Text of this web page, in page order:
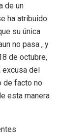
de un
ha atribuido
su única
no pasa , y
de octubre,
excusa del
de facto no
esta manera